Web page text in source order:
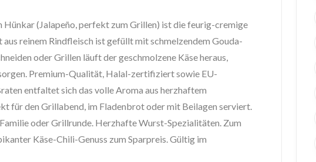
Hünkar (Jalapeño, perfekt zum Grillen) ist die feurig-cremige
reinem Rindfleisch ist gefüllt mit schmelzendem Gouda-
oder Grillen läuft der geschmolzene Käse heraus,
Premium-Qualität, Halal-zertifiziert sowie EU-
entfaltet sich das volle Aroma aus herzhaftem
für den Grillabend, im Fladenbrot oder mit Beilagen serviert.
oder Grillrunde. Herzhafte Wurst-Spezialitäten. Zum
Käse-Chili-Genuss zum Sparpreis. Gültig im